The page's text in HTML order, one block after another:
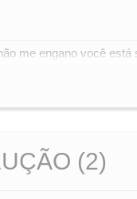
me engano você
(2)